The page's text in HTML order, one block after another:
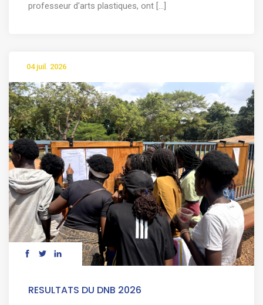
professeur d'arts plastiques, ont [...]
04 juil. 2026
RESULTATS DU DNB 2026